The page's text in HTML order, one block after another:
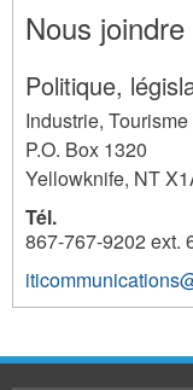
Nous joindre
Politique,
Industrie,
P.O. Box 1320
Yellowknife, NT
Tél.
867-767-9202 ext.
1000